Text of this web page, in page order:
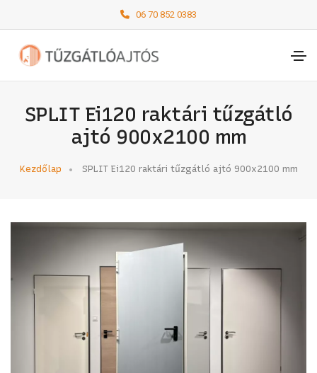
06 70 852 0383
SPLIT Ei120 raktári tűzgátló
ajtó 900x2100 mm
Kezdőlap SPLIT Ei120 raktári tűzgátló ajtó 900x2100 mm